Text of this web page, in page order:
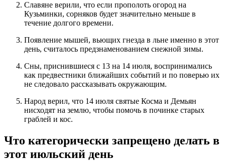
Славяне верили, что если прополоть огород на
Кузьминки, сорняков будет значительно меньше в
течение долгого времени.
Появление мышей, вьющих гнезда в льне именно в этот
день, считалось предзнаменованием снежной зимы.
Сны, приснившиеся с 13 на 14 июля, воспринимались
как предвестники ближайших событий и по поверью их
не следовало рассказывать окружающим.
Народ верил, что 14 июля святые Косма и Демьян
нисходят на землю, чтобы помочь в починке старых
граблей и кос.
Что категорически запрещено делать в
этот июльский день